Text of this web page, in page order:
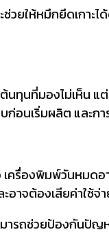
ยให้หมึกยึดเกา
ทุนที่มองไม่เห็น
ก่อนเริ่มผลิต แล
รื่องพิมพ์วันหมด
าจต้องเสียค่าใช้จ่
ารถช่วยป้องกันปัญ